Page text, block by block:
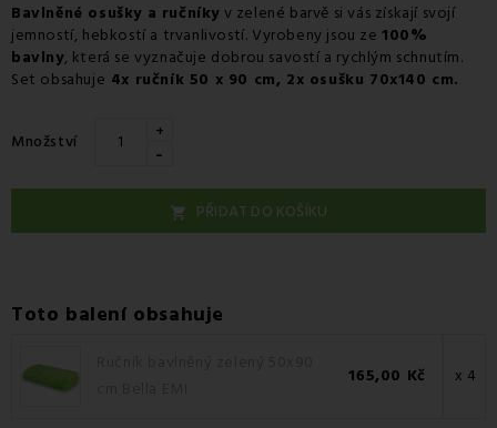
Bavlněné osušky a ručníky v zelené barvě si vás získají svojí
jemností, hebkostí a trvanlivostí. Vyrobeny jsou ze100%
bavlny, která se vyznačuje dobrou savostí a rychlým schnutím.
Set obsahuje 4x ručník 50 x 90 cm, 2x osušku 70x140 cm.
Množství +
-
 PŘIDAT DO KOŠÍKU
Toto balení obsahuje
165,00 Kč x 4